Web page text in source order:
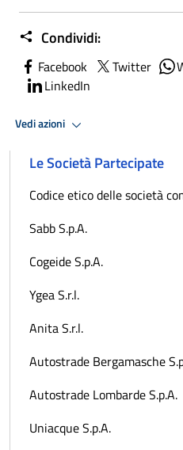
Condividi:
Facebook Twitter
LinkedIn
Vedi azioni
Le Società Partecipate
Codice etico delle società
Sabb S.p.A.
Cogeide S.p.A.
Ygea S.r.l.
Anita S.r.l.
Autostrade Bergamasche
Autostrade Lombarde S.p.A.
Uniacque S.p.A.